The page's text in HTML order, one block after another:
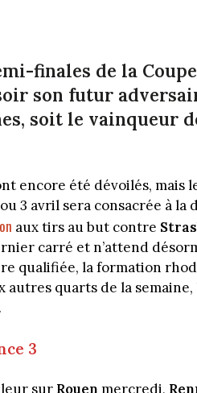
finales de la
son futur
soit le vainqueur
encore été dévoilés, mais
3 avril sera consacrée à la
aux tirs au but contre
carré et n’attend
qualifiée, la formation
quarts de la semaine,
3
sur Rouenmercredi,